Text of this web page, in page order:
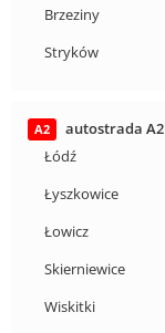
Brzeziny
Stryków
A2
autostrada A2
Łódź
Łyszkowice
Łowicz
Skierniewice
Wiskitki